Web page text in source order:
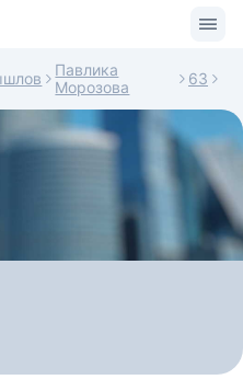
Павлика
Морозова
63